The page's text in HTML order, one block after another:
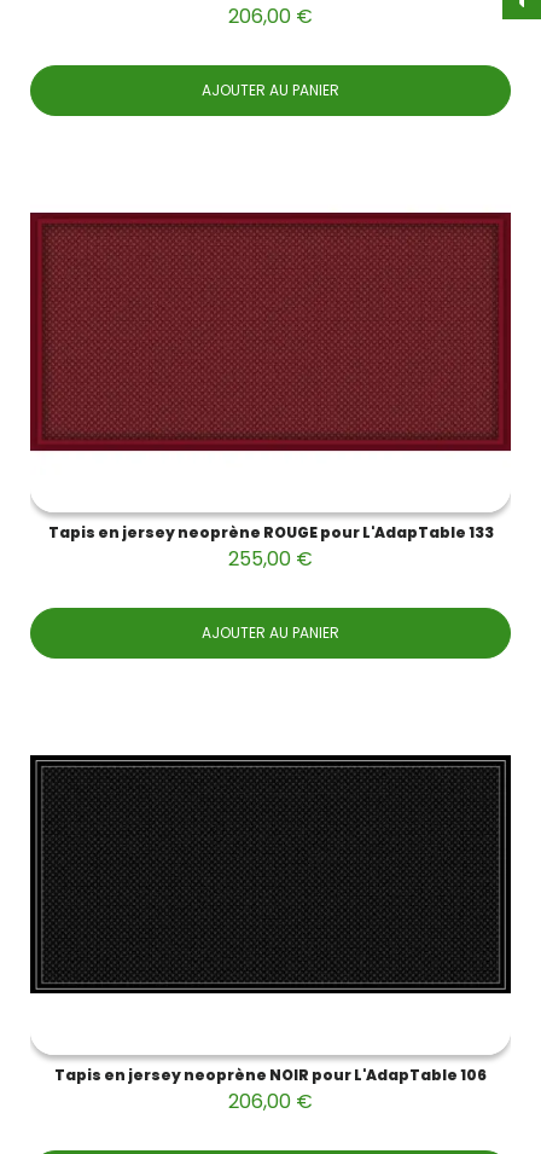
206,00 €
AJOUTER AU PANIER
Tapis en jersey neoprène ROUGE pour L'AdapTable 133
255,00 €
AJOUTER AU PANIER
Tapis en jersey neoprène NOIR pour L'AdapTable 106
206,00 €